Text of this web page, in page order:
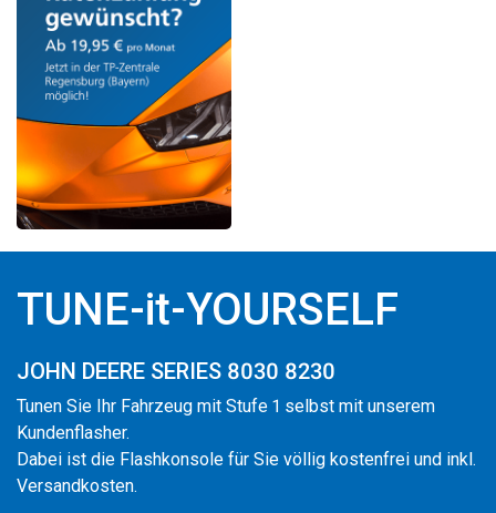
TUNE-it-YOURSELF
JOHN DEERE SERIES 8030 8230
Tunen Sie Ihr Fahrzeug mit Stufe 1 selbst mit unserem
Kundenflasher.
Dabei ist die Flashkonsole für Sie völlig kostenfrei und inkl.
Versandkosten.